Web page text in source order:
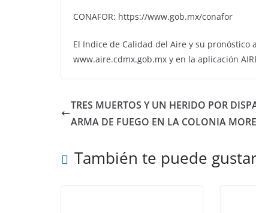
CONAFOR: https://www.gob.mx/conafor
El Indice de Calidad del Aire y su
www.aire.cdmx.gob.mx y en la aplicación
TRES MUERTOS Y UN HERIDO POR
ARMA DE FUEGO EN LA COLONIA
También te puede